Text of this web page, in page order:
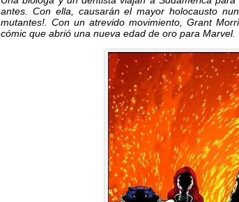
antes. Con ella, causarán el mayor holocausto
mutantes!. Con un atrevido movimiento, Grant
cómic que abrió una nueva edad de oro para Marvel.